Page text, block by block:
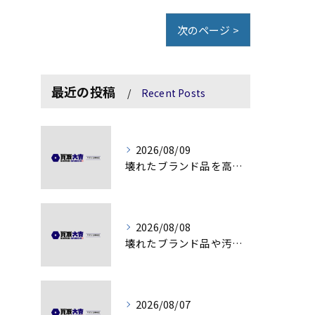
次のページ >
最近の投稿 Recent Posts
2026/08/09
壊れたブランド品を高額査定に変える秘訣
2026/08/08
壊れたブランド品や汚れアクセサリーの買取価値解説
2026/08/07